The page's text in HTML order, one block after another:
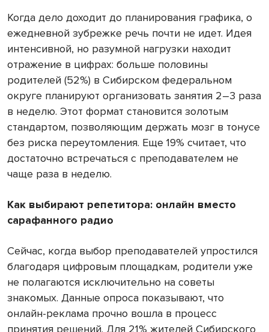
Когда дело доходит до планирования графика, о
ежедневной зубрежке речь почти не идет. Идея
интенсивной, но разумной нагрузки находит
отражение в цифрах: больше половины
родителей (52%) в Сибирском федеральном
округе планируют организовать занятия 2–3 раза
в неделю. Этот формат становится золотым
стандартом, позволяющим держать мозг в тонусе
без риска переутомления. Еще 19% считает, что
достаточно встречаться с преподавателем не
чаще раза в неделю.
Как выбирают репетитора: онлайн вместо
сарафанного радио
Сейчас, когда выбор преподавателей упростился
благодаря цифровым площадкам, родители уже
не полагаются исключительно на советы
знакомых. Данные опроса показывают, что
онлайн-реклама прочно вошла в процесс
принятия решений. Для 21% жителей Сибирского